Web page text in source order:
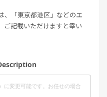
、「東京都港区」などのエ
ご記載いただけますと幸い